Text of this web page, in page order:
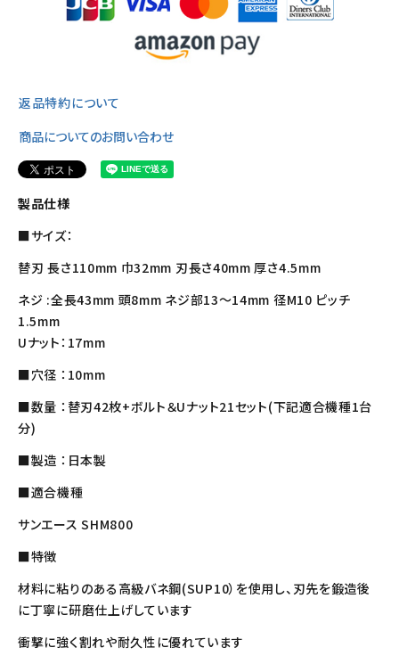
返品特約について
商品についてのお問い合わせ
製品仕様
■サイズ：
替刃 長さ110mm 巾32mm 刃長さ40mm 厚さ4.5mm
ネジ :全長43mm 頭8mm ネジ部13～14mm 径M10 ピッチ
1.5mm
Uナット：17mm
■穴径 ：10mm
■数量 ：替刃42枚+ボルト＆Uナット21セット(下記適合機種1台
分)
■製造 ：日本製
■適合機種
サンエース SHM800
■特徴
材料に粘りのある高級バネ鋼(SUP10）を使用し、刃先を鍛造後
に丁寧に研磨仕上げしています
衝撃に強く割れや耐久性に優れています